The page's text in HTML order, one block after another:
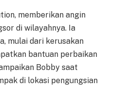
memberikan angin
di wilayahnya. Ia
mulai dari kerusakan
bantuan perbaikan
Bobby saat
di lokasi pengungsian